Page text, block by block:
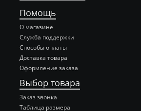
Помощь
О магазине
Служба поддержки
Способы оплаты
Доставка товара
Оформление заказа
Выбор товара
Заказ звонка
Таблица размера